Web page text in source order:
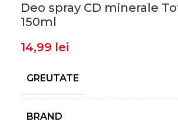
Deo spray CD minerale
150ml
14,99 lei
GREUTATE
BRAND